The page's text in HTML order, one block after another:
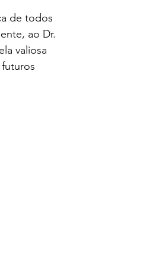
de todos
ao Dr.
valiosa